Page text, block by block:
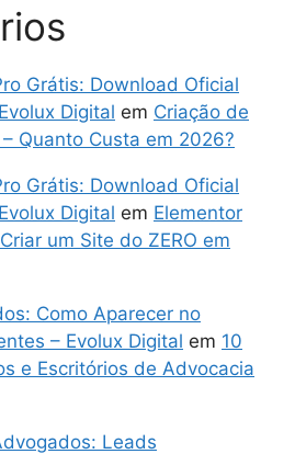
Grátis: Download Oficial
Digital em Criação de
Quanto Custa em 2026?
Grátis: Download Oficial
Digital em Elementor
um Site do ZERO em
Como Aparecer no
– Evolux Digital em 10
e Escritórios de Advocacia
Leads